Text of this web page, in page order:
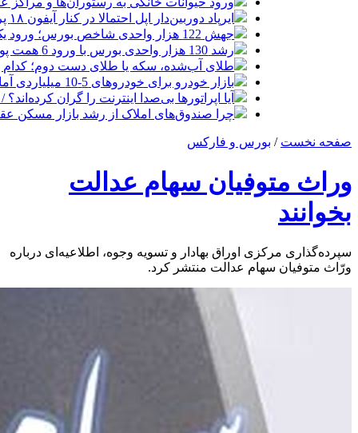
ایرپاد دوربین‌دار اپل احتمالا در کنار آیفون ۱۸ پرو رونمایی می‌شود
جهش 122 هزار واحدی شاخص بورس؛ ورود یک همت پول حقیقی در آغاز معاملات
رشد 130 هزار واحدی بورس با ورود 6 همت پول حقیقی/ صف خرید 700 نماد
طلای آب‌شده، سکه یا طلای دست دوم؛
بازار خودرو برای خودروهای 5-10 میلیاردی آماده نیست!
آیا اپراتورها بی‌صدا اینترنت را گران کرده‌اند؟ /
چرا صندوق‌های املاک از رشد بازار مسکن
صفحه نخست / بورس و فارکس
وراث متوفیان سهام عدالت
بخوانند
سپرده‌گذاری مرکزی اوراق بهادار و تسویه وجوه، اطلاعیه‌ای درباره
ورّاث متوفیان سهام عدالت منتشر کرد.